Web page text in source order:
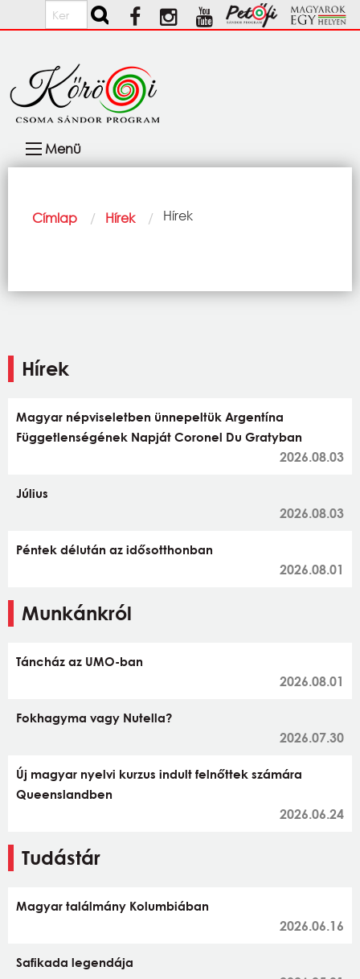
Ugrás a tartalomra
Keresés
navigáció
Menü
Morzsa
Címlap Hírek Current:
Hírek
Hírek
Magyar népviseletben ünnepeltük Argentína
Függetlenségének Napját Coronel Du Gratyban
2026.08.03
Július
2026.08.03
Péntek délután az idősotthonban
2026.08.01
Munkánkról
Táncház az UMO-ban
2026.08.01
Fokhagyma vagy Nutella?
2026.07.30
Új magyar nyelvi kurzus indult felnőttek számára
Queenslandben
2026.06.24
Tudástár
Magyar találmány Kolumbiában
2026.06.16
Safikada legendája